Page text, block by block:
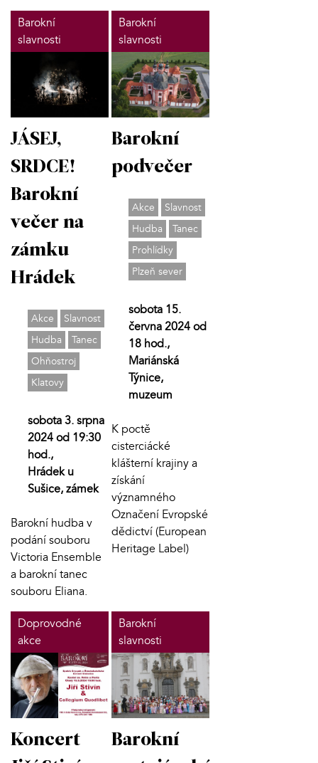
Barokní
slavnosti
JÁSEJ,
SRDCE!
Barokní
večer na
zámku
Hrádek
Akce
Slavnost
Hudba
Tanec
Ohňostroj
Klatovy
sobota 3. srpna
2024 od 19:30
hod.,
Hrádek u
Sušice, zámek
Barokní hudba v
podání souboru
Victoria Ensemble
a barokní tanec
souboru Eliana.
Barokní
slavnosti
Barokní
podvečer
Akce
Slavnost
Hudba
Tanec
Prohlídky
Plzeň sever
sobota 15.
června 2024 od
18 hod.,
Mariánská
Týnice,
muzeum
K poctě
cisterciácké
klášterní krajiny a
získání
významného
Označení Evropské
dědictví (European
Heritage Label)
Doprovodné
akce
Koncert
Barokní
slavnosti
Barokní